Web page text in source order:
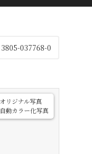
3805-037768-0
オリジナル写真
自動カラー化写真